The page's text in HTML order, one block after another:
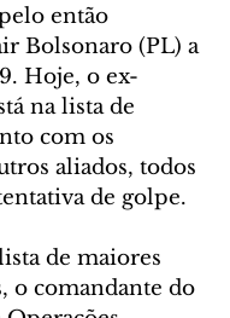
então
Bolsonaro (PL) a
Hoje, o ex-
na lista de
com os
aliados, todos
de golpe.
de maiores
o comandante do